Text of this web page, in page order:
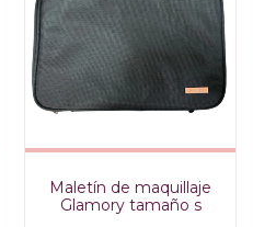
Maletín de maquillaje
Glamory tamaño s